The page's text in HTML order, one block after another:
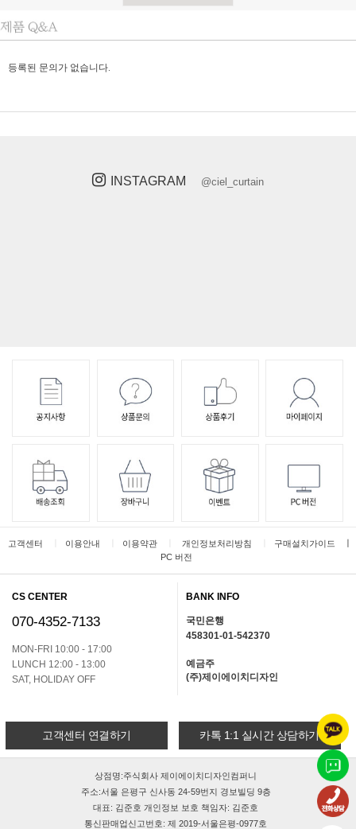
등록된 문의가 없습니다.
INSTAGRAM @ciel_curtain
고객센터 이용안내 이용약관 개인정보처리방침 구매설치가이드
PC 버전
CS CENTER
070-4352-7133
MON-FRI 10:00 - 17:00
LUNCH 12:00 - 13:00
SAT, HOLIDAY OFF
BANK INFO
국민은행
458301-01-542370
예금주
(주)제이에이치디자인
고객센터 연결하기 카톡 1:1 실시간 상담하기
상점명:주식회사 제이에이치디자인컴퍼니
주소:서울 은평구 신사동 24-59번지 경보빌딩 9층
대표: 김준호 개인정보 보호 책임자: 김준호
통신판매업신고번호: 제 2019-서울은평-0977호